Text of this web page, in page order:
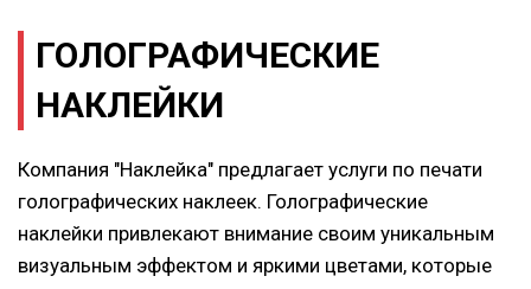
ГОЛОГРАФИЧЕСКИЕ
НАКЛЕЙКИ
Компания "Наклейка" предлагает услуги по печати
голографических наклеек. Голографические
наклейки привлекают внимание своим уникальным
визуальным эффектом и яркими цветами, которые